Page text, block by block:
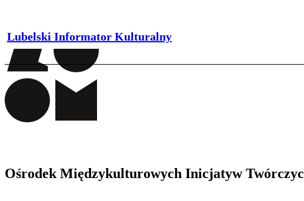
Lubelski Informator Kulturalny
Ośrodek Międzykulturowych Inicjatyw